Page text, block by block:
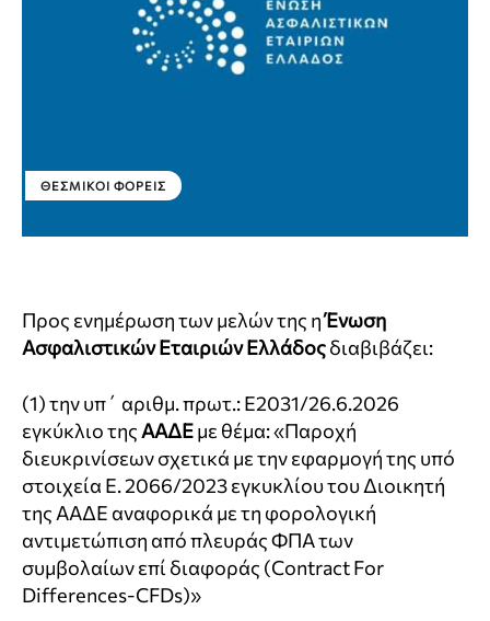
ΘΕΣΜΙΚΟΊ ΦΟΡΕΊΣ
Προς ενημέρωση των μελών της ηΈνωση
Ασφαλιστικών Εταιριών Ελλάδοςδιαβιβάζει:
(1) την υπ΄ αριθμ. πρωτ.: Ε2031/26.6.2026
εγκύκλιο τηςΑΑΔΕμε θέμα: «Παροχή
διευκρινίσεων σχετικά με την εφαρμογή της υπό
στοιχεία Ε. 2066/2023 εγκυκλίου του Διοικητή
της ΑΑΔΕ αναφορικά με τη φορολογική
αντιμετώπιση από πλευράς ΦΠΑ των
συμβολαίων επί διαφοράς (Contract For
Differences-CFDs)»